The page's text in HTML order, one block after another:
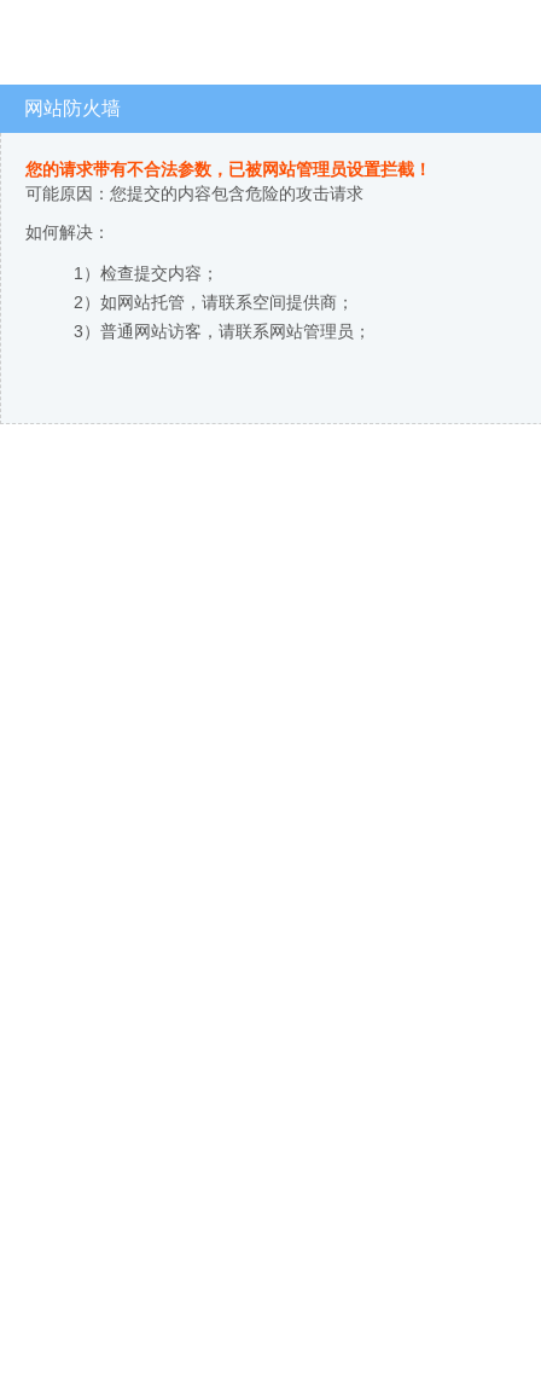
网站防火墙
您的请求带有不合法参数，已被网站管理员设置拦截！
可能原因：您提交的内容包含危险的攻击请求
如何解决：
1）检查提交内容；
2）如网站托管，请联系空间提供商；
3）普通网站访客，请联系网站管理员；